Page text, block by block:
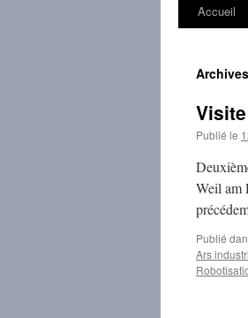
Accueil
Publié le
Weil am
Publié
Ars